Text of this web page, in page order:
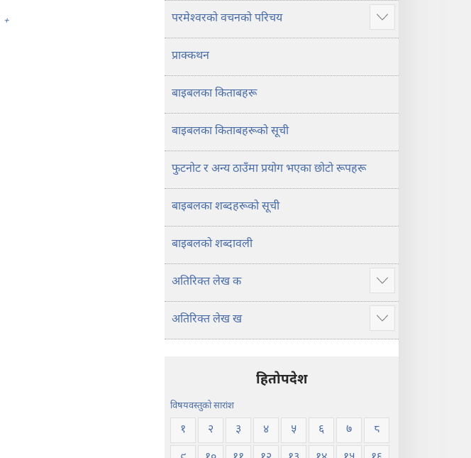
+
नयाँ
संसार
अनुवादअनुवाद
परमेश्‍वरको वचनको परिचय
थप
देखाउने
प्राक्कथन
बाइबलका किताबहरू
बाइबलका किताबहरूको सूची
फुटनोट र अन्य ठाउँमा प्रयोग भएका छोटो रूपहरू
बाइबलका शब्दहरूको सूची
बाइबलको शब्दावली
अतिरिक्‍त लेख क
थप
देखाउने
अतिरिक्‍त लेख ख
थप
देखाउने
हितोपदेश
विषयवस्तुको सारांश
१ २ ३ ४ ५ ६ ७
८